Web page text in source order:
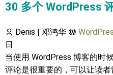
30 多个 WordPress
Denis | 邓鸿华
日
当使用 WordPress 博客的时
评论是很重要的，可以让读